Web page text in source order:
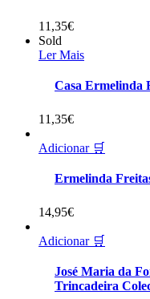
11,35€
Sold
Ler Mais
Casa Ermelinda
11,35€
Adicionar 🛒
Ermelinda
14,95€
Adicionar 🛒
José Maria da
Trincadeira